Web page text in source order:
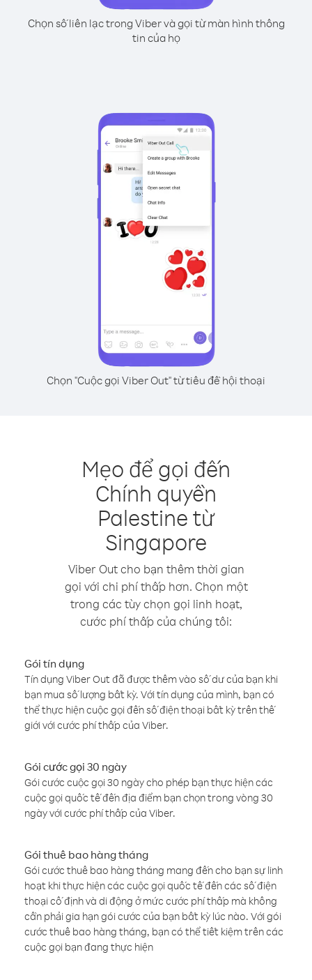
Chọn số liên lạc trong Viber và gọi từ màn hình thông
tin của họ
Chọn "Cuộc gọi Viber Out" từ tiêu đề hội thoại
Mẹo để gọi đến
Chính quyền
Palestine từ
Singapore
Viber Out cho bạn thêm thời gian
gọi với chi phí thấp hơn. Chọn một
trong các tùy chọn gọi linh hoạt,
cước phí thấp của chúng tôi:
Gói tín dụng
Tín dụng Viber Out đã được thêm vào số dư của bạn khi
bạn mua số lượng bất kỳ. Với tín dụng của mình, bạn có
thể thực hiện cuộc gọi đến số điện thoại bất kỳ trên thế
giới với cước phí thấp của Viber.
Gói cước gọi 30 ngày
Gói cước cuộc gọi 30 ngày cho phép bạn thực hiện các
cuộc gọi quốc tế đến địa điểm bạn chọn trong vòng 30
ngày với cước phí thấp của Viber.
Gói thuê bao hàng tháng
Gói cước thuê bao hàng tháng mang đến cho bạn sự linh
hoạt khi thực hiện các cuộc gọi quốc tế đến các số điện
thoại cố định và di động ở mức cước phí thấp mà không
cần phải gia hạn gói cước của bạn bất kỳ lúc nào. Với gói
cước thuê bao hàng tháng, bạn có thể tiết kiệm trên các
cuộc gọi bạn đang thực hiện